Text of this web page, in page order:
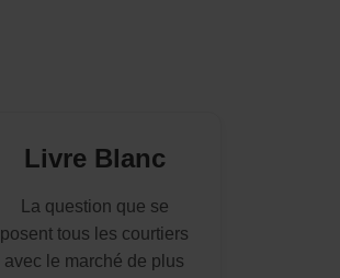
Livre Blanc
La question que se
posent tous les courtiers
avec le marché de plus